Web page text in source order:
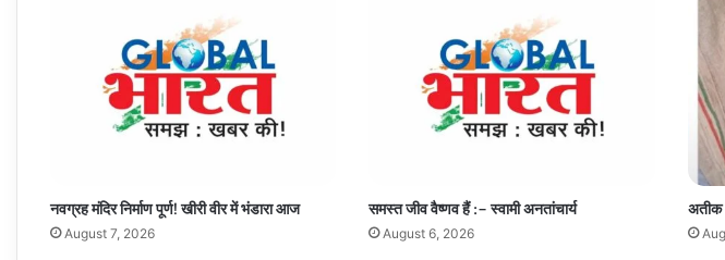
नवग्रह मंदिर निर्माण पूर्ण! खीरी वीर में भंडारा आज
August 7, 2026
समस्त जीव वैष्णव हैं :– स्वामी अनतांचार्य
August 6, 2026
अतीक